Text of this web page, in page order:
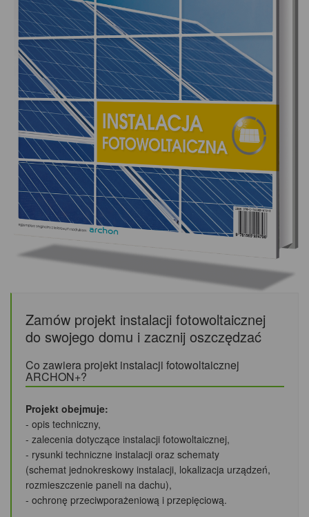
Zamów projekt instalacji fotowoltaicznej
do swojego domu i zacznij oszczędzać
Co zawiera projekt instalacji fotowoltaicznej
ARCHON+?
Projekt obejmuje:
- opis techniczny,
- zalecenia dotyczące instalacji fotowoltaicznej,
- rysunki techniczne instalacji oraz schematy
(schemat jednokreskowy instalacji, lokalizacja urządzeń,
rozmieszczenie paneli na dachu),
- ochronę przeciwporażeniową i przepięciową.